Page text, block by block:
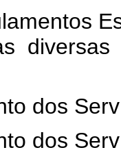
diversas